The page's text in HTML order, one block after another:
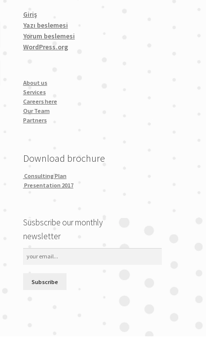
Giriş
Yazı beslemesi
Yorum beslemesi
WordPress.org
About us
Services
Careers here
Our Team
Partners
Download brochure
Consulting Plan
Presentation 2017
Susbscribe our monthly
newsletter